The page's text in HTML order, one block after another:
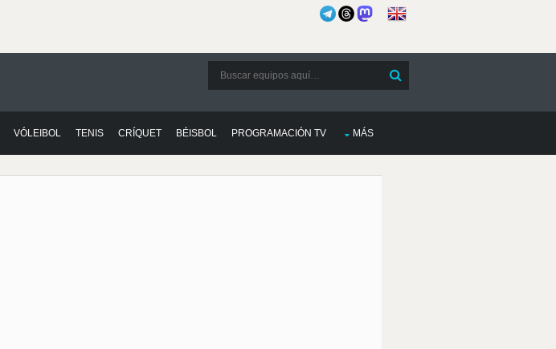
VÓLEIBOL TENIS CRÍQUET BÉISBOL PROGRAMACIÓN TV MÁS